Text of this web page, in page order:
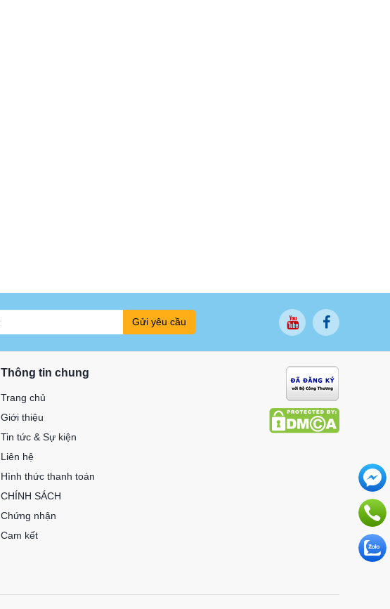
Gửi yêu cầu
Thông tin chung
Trang chủ
Giới thiệu
Tin tức & Sự kiện
Liên hệ
Hình thức thanh toán
CHÍNH SÁCH
Chứng nhận
Cam kết